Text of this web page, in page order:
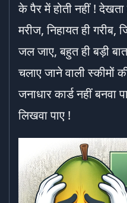
के पैर में होती नहीं !
मरीज, निहायत ही गरीब,
जल जाए, बहुत ही बड़ी
चलाए जाने वाली स्कीमों
जनाधार कार्ड नहीं बनवा
लिखवा पाए !